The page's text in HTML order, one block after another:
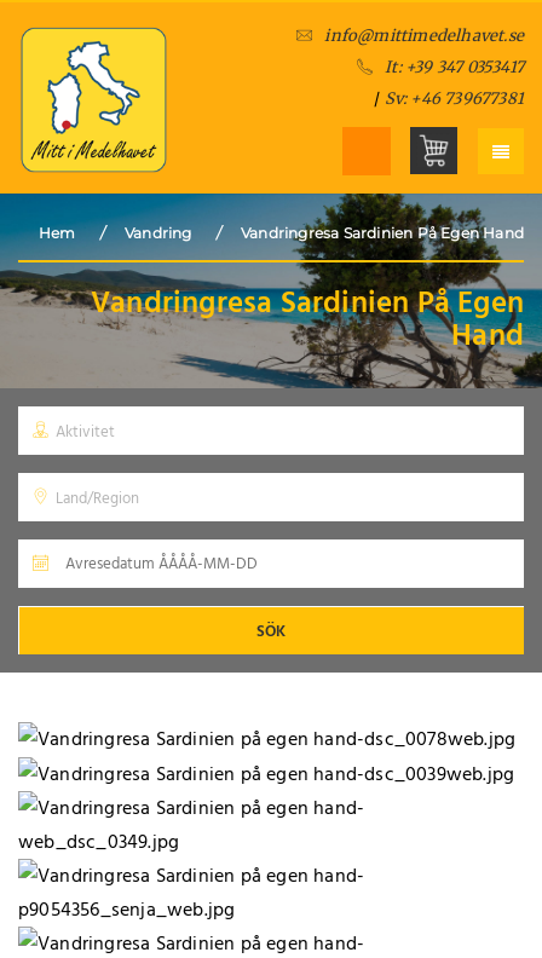
info@mittimedelhavet.se
It: +39 347 0353417
/ Sv: +46 739677381
Hem / Vandring / Vandringresa Sardinien På Egen Hand
Vandringresa Sardinien På Egen
Hand
SÖK